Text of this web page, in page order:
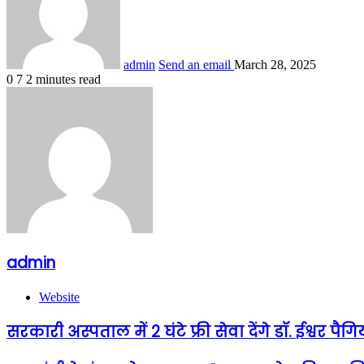
admin Send an email March 28, 2025
0 7 2 minutes read
admin
Website
सरकारी अस्पताल में 2 घंटे फ्री सेवा देंगे डॉ. ईश्वर